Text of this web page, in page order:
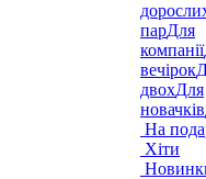
парДля
компанії
вечірок
двохДля
новачків
На
Хіти